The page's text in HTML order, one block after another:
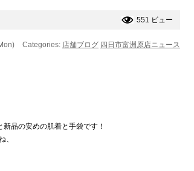
551 ビュー
Categories: 店舗ブログ 四日市富洲原店ニュース
品の安めの肌着と手袋です！
、